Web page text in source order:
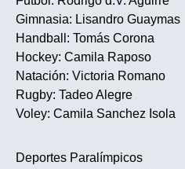
Gimnasia: Lisandro Guaymas
Handball: Tomás Corona
Hockey: Camila Raposo
Natación: Victoria Romano
Rugby: Tadeo Alegre
Voley: Camila Sanchez Isola
Deportes Paralímpicos